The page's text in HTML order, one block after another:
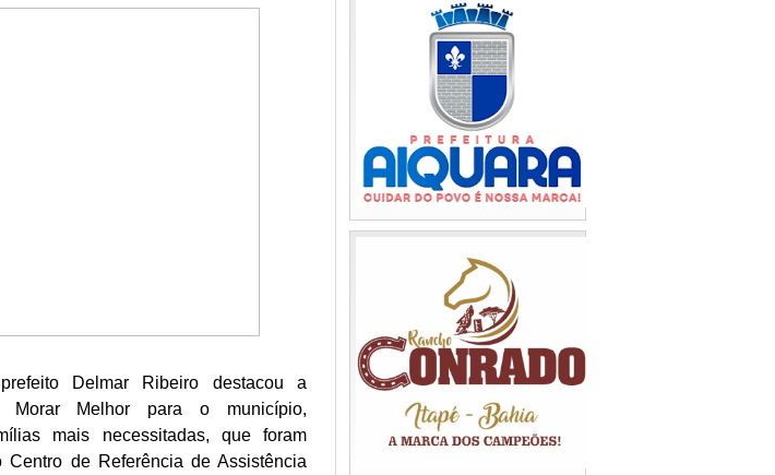
Delmar Ribeiro destacou a
Morar Melhor para o município,
mais necessitadas, que foram
Centro de Referência de Assistência